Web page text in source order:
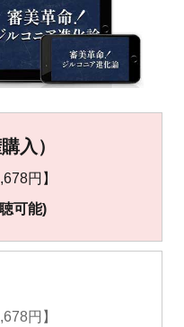
入）
円】
可能)
円】